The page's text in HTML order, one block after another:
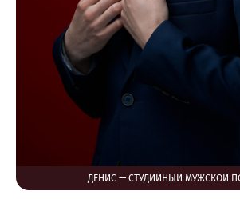
ДЕНИС — СТУДИЙНЫЙ МУЖСКОЙ